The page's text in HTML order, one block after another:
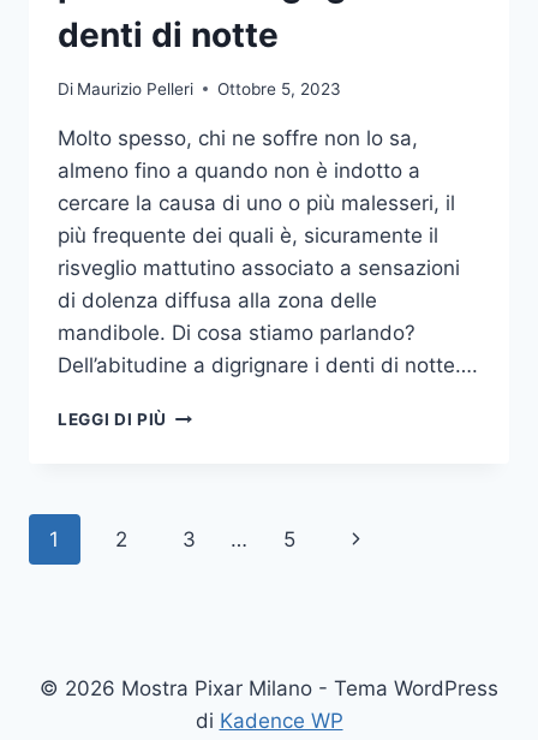
denti di notte
Di Maurizio Pelleri Ottobre 5, 2023
Molto spesso, chi ne soffre non lo sa,
almeno fino a quando non è indotto a
cercare la causa di uno o più malesseri, il
più frequente dei quali è, sicuramente il
risveglio mattutino associato a sensazioni
di dolenza diffusa alla zona delle
mandibole. Di cosa stiamo parlando?
Dell’abitudine a digrignare i denti di notte….
LEGGI DI PIÙ COME
TUTTE
NOTTE
Navigazione
1 2 3 … 5
Pagina
© 2026 Mostra Pixar Milano - Tema WordPress
di Kadence WP